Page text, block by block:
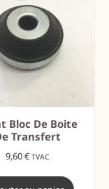
Bloc De Boite
Transfert
9,60€ TVAC